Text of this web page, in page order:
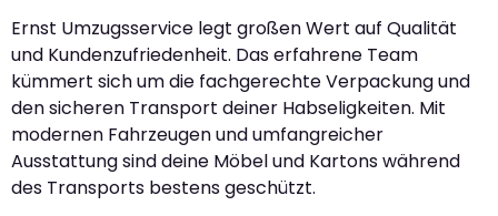
Ernst Umzugsservice legt großen Wert auf Qualität
und Kundenzufriedenheit. Das erfahrene Team
kümmert sich um die fachgerechte Verpackung und
den sicheren Transport deiner Habseligkeiten. Mit
modernen Fahrzeugen und umfangreicher
Ausstattung sind deine Möbel und Kartons während
des Transports bestens geschützt.